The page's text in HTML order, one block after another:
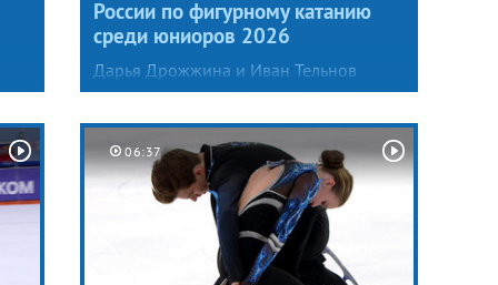
России по фигурному катанию
среди юниоров 2026
Дарья Дрожжина и Иван Тельнов
заметно повзрослели и впервые
Подготовкой музыкального
сопровождения и постановкой
программы на предстоящий сезон
занимался хореограф тренерского
штаба фигуристов Сергей Плишкин.
06:37